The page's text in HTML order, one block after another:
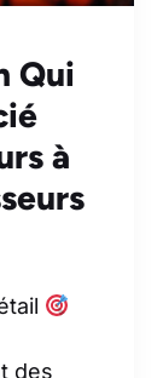
Qui
à
des